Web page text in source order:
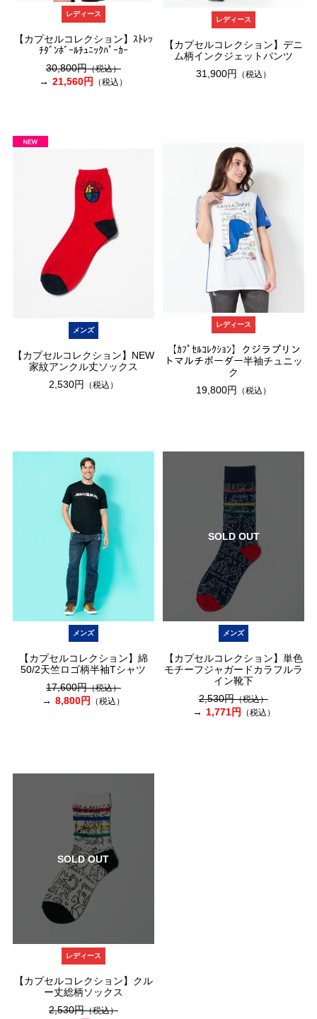
レディース
【カプセルコレクション】ｽﾄﾚｯ
ﾁﾀﾞﾝﾎﾞｰﾙﾁｭﾆｯｸﾊﾟｰｶｰ
30,800円（税込）
21,560円 （税込）
レディース
【カプセルコレクション】デニ
ム柄インクジェットパンツ
31,900円
（税込）
メンズ
【カプセルコレクション】NEW
家紋アンクル丈ソックス
2,530円
（税込）
レディース
【ｶﾌﾟｾﾙｺﾚｸｼｮﾝ】クジラプリン
トマルチボーダー半袖チュニッ
ク
19,800円
（税込）
メンズ
【カプセルコレクション】綿
50/2天竺ロゴ柄半袖Tシャツ
17,600円（税込）
8,800円 （税込）
SOLD OUT
メンズ
【カプセルコレクション】単色
モチーフジャガードカラフルラ
イン靴下
2,530円（税込）
1,771円 （税込）
SOLD OUT
レディース
【カプセルコレクション】クル
ー丈総柄ソックス
2,530円（税込）